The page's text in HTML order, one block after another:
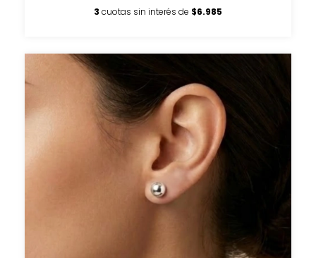
3 cuotas sin interés de $6.985